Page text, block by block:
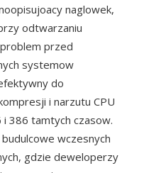
naglowek,
odtwarzaniu
przed
systemow
do
i narzutu CPU
386 tamtych czasow.
wczesnych
gdzie deweloperzy